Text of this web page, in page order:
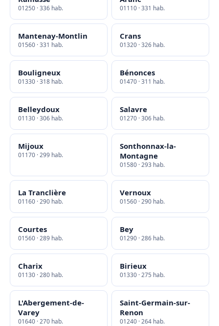
01250 · 336 hab. 01110 · 331 hab.
Mantenay-Montlin
01560 · 331 hab.
Crans
01320 · 326 hab.
Bouligneux
01330 · 318 hab.
Bénonces
01470 · 311 hab.
Belleydoux
01130 · 306 hab.
Salavre
01270 · 306 hab.
Mijoux
01170 · 299 hab.
Sonthonnax-la-
Montagne
01580 · 293 hab.
La Tranclière
01160 · 290 hab.
Vernoux
01560 · 290 hab.
Courtes
01560 · 289 hab.
Bey
01290 · 286 hab.
Charix
01130 · 280 hab.
Birieux
01330 · 275 hab.
L'Abergement-de-
Varey
01640 · 270 hab.
Saint-Germain-sur-
Renon
01240 · 264 hab.